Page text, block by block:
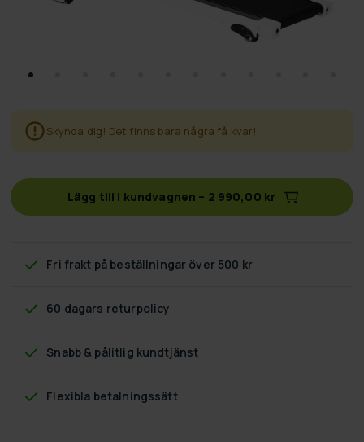
Skynda dig! Det finns bara några få kvar!
Lägg till i kundvagnen – 2 990,00 kr
Fri frakt på beställningar över 500 kr
60 dagars returpolicy
Snabb & pålitlig kundtjänst
Flexibla betalningssätt